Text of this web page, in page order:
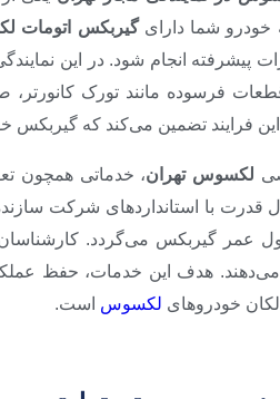
شما دارایگیربکس اتومات
پیشرفته انجام شود. در این
فرسوده مانند تورک کانورتر،
فرایند تضمین می‌کند که گیربکس
لکسوس تهران، خدماتی همچون
قدرت با استانداردهای شرکت
عمر گیربکس می‌گردد.
می‌دهند. هدف این خدمات، حفظ
خودروهای لکسوس است.